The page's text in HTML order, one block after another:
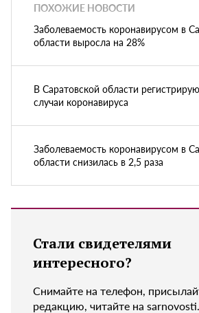
ПОХОЖИЕ НОВОСТИ
Заболеваемость коронавирусом в
области выросла на 28%
В Саратовской области
случаи коронавируса
Заболеваемость коронавирусом в
области снизилась в 2,5 раза
Стали свидетелями
интересного?
Снимайте на телефон,
редакцию, читайте на